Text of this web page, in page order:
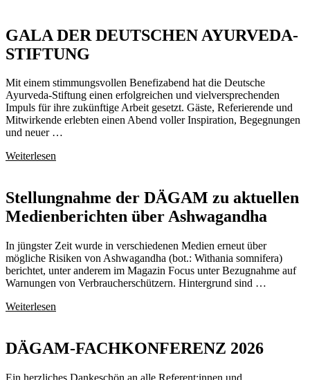
GALA DER DEUTSCHEN AYURVEDA-
STIFTUNG
Mit einem stimmungsvollen Benefizabend hat die Deutsche
Ayurveda-Stiftung einen erfolgreichen und vielversprechenden
Impuls für ihre zukünftige Arbeit gesetzt. Gäste, Referierende und
Mitwirkende erlebten einen Abend voller Inspiration, Begegnungen
und neuer …
Weiterlesen
Stellungnahme der DÄGAM zu aktuellen
Medienberichten über Ashwagandha
In jüngster Zeit wurde in verschiedenen Medien erneut über
mögliche Risiken von Ashwagandha (bot.: Withania somnifera)
berichtet, unter anderem im Magazin Focus unter Bezugnahme auf
Warnungen von Verbraucherschützern. Hintergrund sind …
Weiterlesen
DÄGAM-FACHKONFERENZ 2026
Ein herzliches Dankeschön an alle Referent:innen und